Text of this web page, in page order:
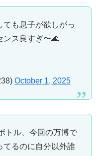
ても息子が欲しがっ
ンス良すぎ〜🌊
October 1, 2025
トル、今回の万博で
てるのに自分以外誰